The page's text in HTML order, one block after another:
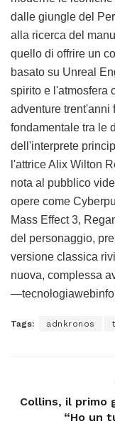
dalle giungle del
alla ricerca del
quello di offrire un
basato su Unreal
spirito e l'atmosfera
adventure trent'anni
fondamentale tra le
dell'interprete
l'attrice Alix Wilton
nota al pubblico
opere come
Mass Effect 3,
del personaggio,
versione classica
nuova, complessa
Tags: adnkronos
Collins, il primo
“Ho un